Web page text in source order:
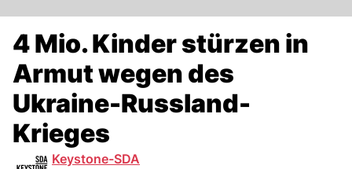
4 Mio. Kinder stürzen in
Armut wegen des
Ukraine-Russland-
Krieges
Keystone-SDA